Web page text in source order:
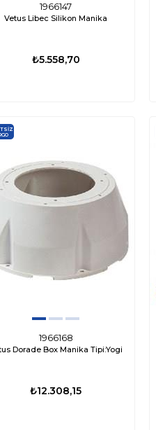
1966147
Vetus Libec Silikon Manika
₺5.558,70
1966168
Dorade Box Manika Tipi:Yogi
₺12.308,15